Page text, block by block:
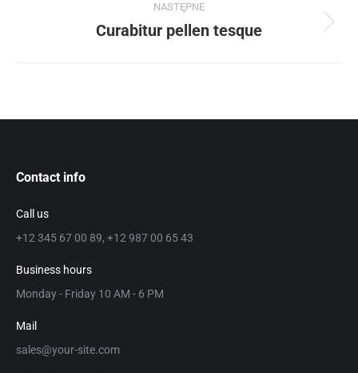
NASTĘPNE
Curabitur pellen tesque
Contact info
Call us
+12 345 67 00 89, +12 987 00 65 43
Business hours
Monday - Friday 10 AM - 6 PM
Mail
sales@your-site.com